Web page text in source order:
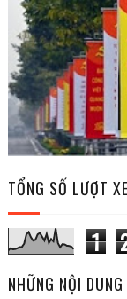
TỔNG SỐ LƯỢT
1
NHỮNG NỘI